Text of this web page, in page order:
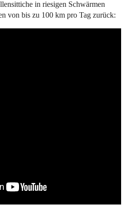
in riesigen Schwärmen
von bis zu 100 km pro Tag zurück: